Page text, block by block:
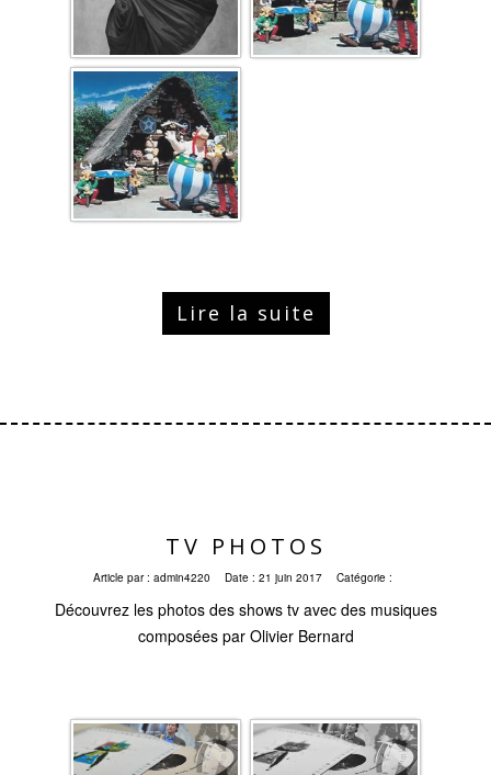
Lire la suite
TV PHOTOS
Article par : admin4220 Date : 21 juin 2017 Catégorie :
Découvrez les photos des shows tv avec des musiques
composées par Olivier Bernard